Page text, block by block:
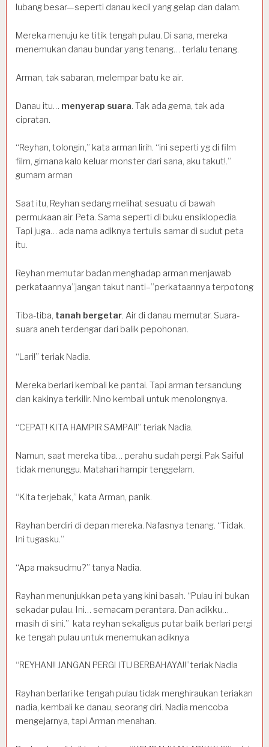
lubang besar—seperti danau kecil yang gelap dan dalam.
Mereka menuju ke titik tengah pulau. Di sana, mereka
menemukan danau bundar yang tenang… terlalu tenang.
Arman, tak sabaran, melempar batu ke air.
Danau itu… menyerap suara. Tak ada gema, tak ada
cipratan.
“Reyhan, tolongin,” kata arman lirih. “ini seperti yg di film
film, gimana kalo keluar monster dari sana, aku takut!.”
gumam arman
Saat itu, Reyhan sedang melihat sesuatu di bawah
permukaan air. Peta. Sama seperti di buku ensiklopedia.
Tapi juga… ada nama adiknya tertulis samar di sudut peta
itu.
Reyhan memutar badan menghadap arman menjawab
perkataannya”jangan takut nanti–”perkataannya terpotong
Tiba-tiba, tanah bergetar. Air di danau memutar. Suara-
suara aneh terdengar dari balik pepohonan.
“Lari!” teriak Nadia.
Mereka berlari kembali ke pantai. Tapi arman tersandung
dan kakinya terkilir. Nino kembali untuk menolongnya.
“CEPAT! KITA HAMPIR SAMPAI!” teriak Nadia.
Namun, saat mereka tiba… perahu sudah pergi. Pak Saiful
tidak menunggu. Matahari hampir tenggelam.
“Kita terjebak,” kata Arman, panik.
Rayhan berdiri di depan mereka. Nafasnya tenang. “Tidak.
Ini tugasku.”
“Apa maksudmu?” tanya Nadia.
Rayhan menunjukkan peta yang kini basah. “Pulau ini bukan
sekadar pulau. Ini… semacam perantara. Dan adikku…
masih di sini.” kata reyhan sekaligus putar balik berlari pergi
ke tengah pulau untuk menemukan adiknya
“REYHAN!! JANGAN PERGI ITU BERBAHAYA!!”teriak Nadia
Rayhan berlari ke tengah pulau tidak menghiraukan teriakan
nadia, kembali ke danau, seorang diri. Nadia mencoba
mengejarnya, tapi Arman menahan.